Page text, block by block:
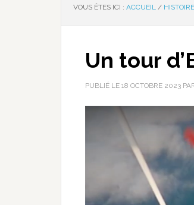
VOUS ÊTES ICI : ACCUEIL / HISTOIRE
Un tour
PUBLIÉ LE 18 OCTOBRE 2023